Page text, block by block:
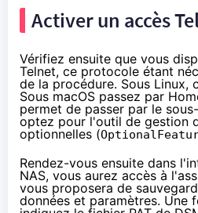
Activer un accès
Vérifiez ensuite que vous
Telnet, ce protocole étant
de la procédure. Sous Linux,
Sous macOS passez par
permet de passer par le
optez pour l'outil de gestion
optionnelles (
Rendez-vous ensuite dans
NAS, vous aurez accès à
vous proposera de
données et paramètres. Une